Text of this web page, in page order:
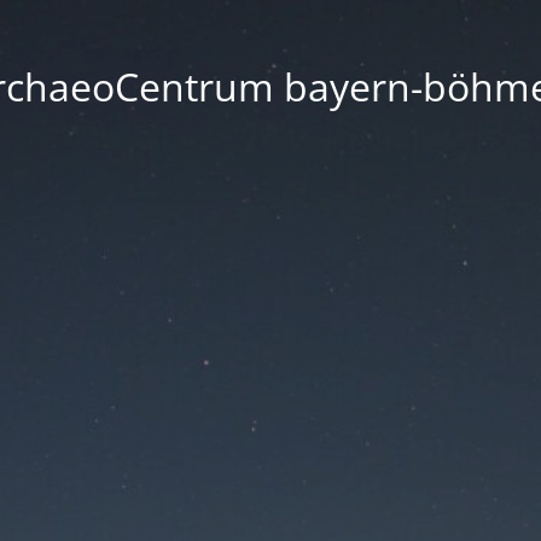
bayern-